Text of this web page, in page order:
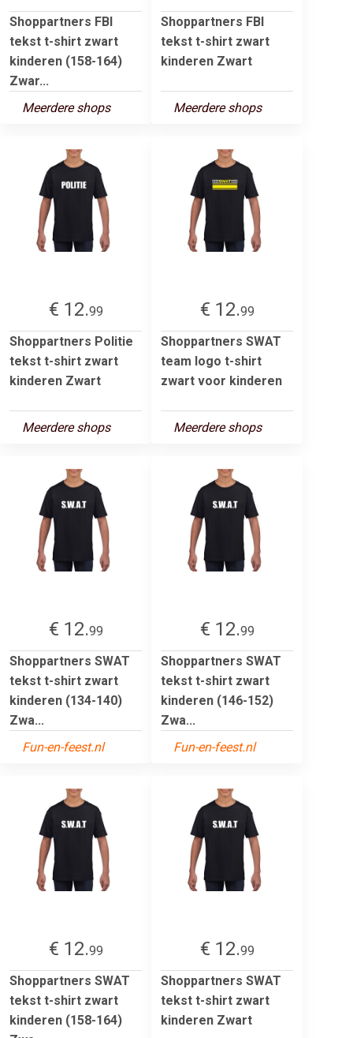
Shoppartners FBI
tekst t-shirt zwart
kinderen (158-164)
Zwar...
Meerdere shops
Shoppartners FBI
tekst t-shirt zwart
kinderen Zwart
Meerdere shops
€ 12.99
Shoppartners Politie
tekst t-shirt zwart
kinderen Zwart
Meerdere shops
€ 12.99
Shoppartners SWAT
team logo t-shirt
zwart voor kinderen
Meerdere shops
€ 12.99
Shoppartners SWAT
tekst t-shirt zwart
kinderen (134-140)
Zwa...
Fun-en-feest.nl
€ 12.99
Shoppartners SWAT
tekst t-shirt zwart
kinderen (146-152)
Zwa...
Fun-en-feest.nl
€ 12.99
Shoppartners SWAT
tekst t-shirt zwart
kinderen (158-164)
€ 12.99
Shoppartners SWAT
tekst t-shirt zwart
kinderen Zwart